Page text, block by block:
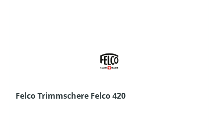
Felco Trimmschere Felco 420